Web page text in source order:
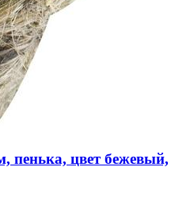
пенька, цвет бежевый,